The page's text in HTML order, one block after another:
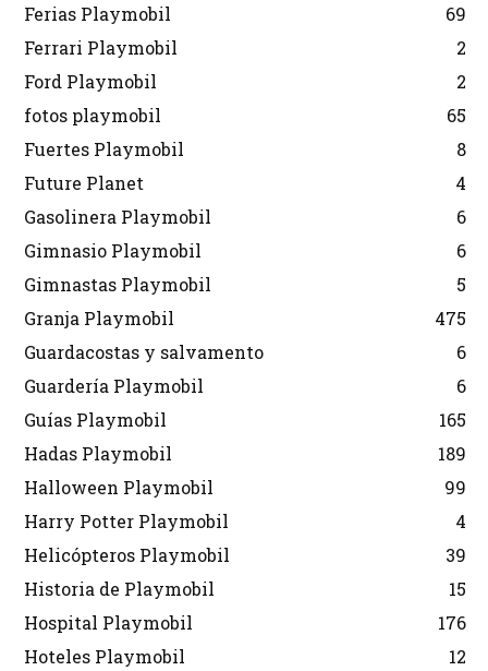
Ferias Playmobil
69
Ferrari Playmobil
2
Ford Playmobil
2
fotos playmobil
65
Fuertes Playmobil
8
Future Planet
4
Gasolinera Playmobil
6
Gimnasio Playmobil
6
Gimnastas Playmobil
5
Granja Playmobil
475
Guardacostas y salvamento
6
Guardería Playmobil
6
Guías Playmobil
165
Hadas Playmobil
189
Halloween Playmobil
99
Harry Potter Playmobil
4
Helicópteros Playmobil
39
Historia de Playmobil
15
Hospital Playmobil
176
Hoteles Playmobil
12